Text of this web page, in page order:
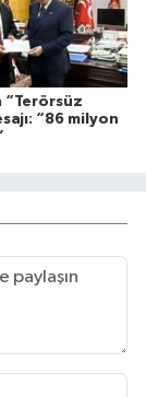
“Terörsüz
“86 milyon